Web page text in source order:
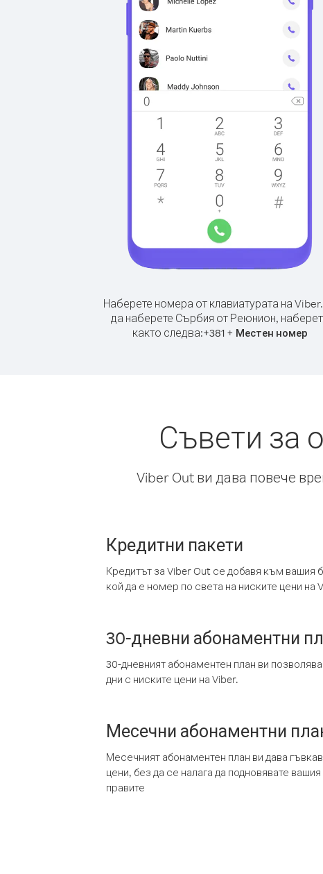
Наберете номера от клавиатурата на Viber.
да наберете Сърбия от Реюнион,
както следва:+381+ Местен номер
Съвети за
Viber Out ви дава повече
Кредитни пакети
Кредитът за Viber Out се добавя към вашия
кой да е номер по света на ниските цени на
30-дневни абонаментни
30-дневният абонаментен план ви
дни с ниските цени на Viber.
Месечни абонаментни
Месечният абонаментен план ви дава
цени, без да се налага да подновявате
правите